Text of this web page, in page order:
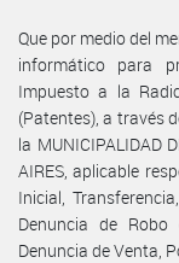
Que por medio del
informático para
Impuesto a la
(Patentes), a través
la MUNICIPALIDAD
AIRES, aplicable
Inicial,
Denuncia de Robo
Denuncia de Venta,